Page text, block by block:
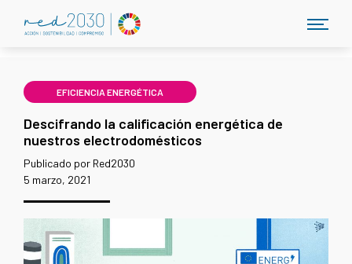
EFICIENCIA ENERGÉTICA
Descifrando la calificación energética de
nuestros electrodomésticos
Publicado por Red2030
5 marzo, 2021